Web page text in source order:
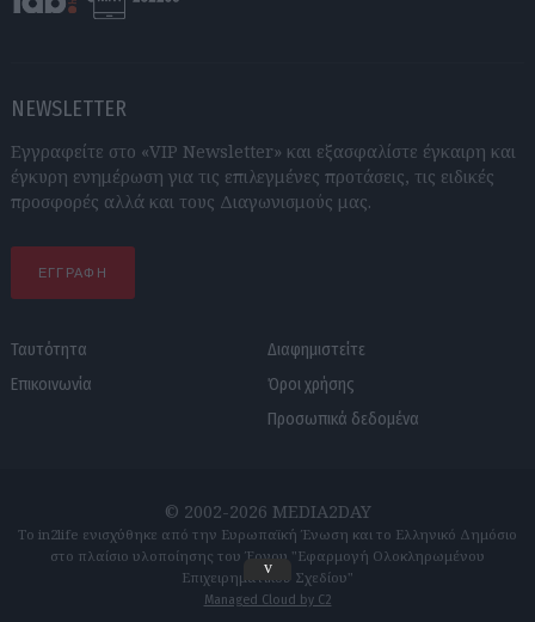
NEWSLETTER
Εγγραφείτε στο «VIP Newsletter» και εξασφαλίστε έγκαιρη και
έγκυρη ενημέρωση για τις επιλεγμένες προτάσεις, τις ειδικές
προσφορές αλλά και τους Διαγωνισμούς μας.
ΕΓΓΡΑΦΗ
Ταυτότητα
Επικοινωνία
Διαφημιστείτε
Όροι χρήσης
Προσωπικά δεδομένα
© 2002-2026 MEDIA2DAY
Το in2life ενισχύθηκε από την Ευρωπαϊκή Ένωση και το Ελληνικό Δημόσιο
στο πλαίσιο υλοποίησης του Έργου "Εφαρμογή Ολοκληρωμένου
Επιχειρηματικού Σχεδίου"
Managed Cloud by C2
v